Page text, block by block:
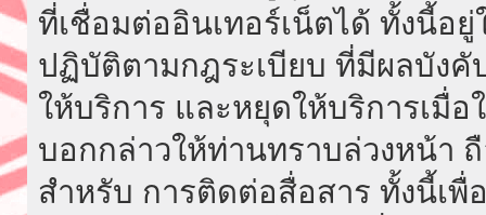
ที่เชื่อมต่ออินเทอร์เน็ตได้ ทั้งนี้อ
ปฏิบัติตามกฎระเบียบ ที่มีผลบังคั
ให้บริการ และหยุดให้บริการเมื่
บอกกล่าวให้ท่านทราบล่วงหน้า
สำหรับ การติดต่อสื่อสาร ทั้งนี้เพื่